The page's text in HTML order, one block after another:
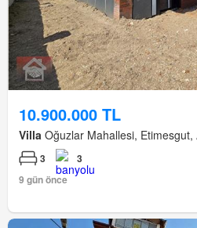
10.900.000 TL
Villa Oğuzlar Mahallesi,
3
3
9 gün önce